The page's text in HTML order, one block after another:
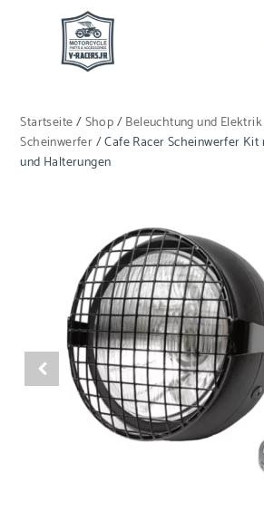
Startseite/Shop/Beleuchtung und Elektrik
Scheinwerfer/ Cafe Racer Scheinwerfer
und Halterungen